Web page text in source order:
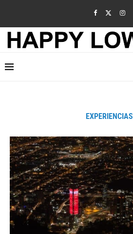
EXPERIENCIAS